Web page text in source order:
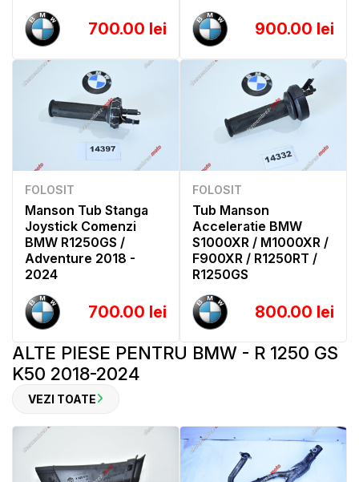
700.00 lei 900.00 lei
FOLOSIT
Manson Tub Stanga
Joystick Comenzi
BMW R1250GS /
Adventure 2018 -
2024
700.00 lei
FOLOSIT
Tub Manson
Acceleratie BMW
S1000XR / M1000XR /
F900XR / R1250RT /
R1250GS
800.00 lei
ALTE PIESE PENTRU BMW - R 1250 GS
K50 2018-2024
VEZI TOATE